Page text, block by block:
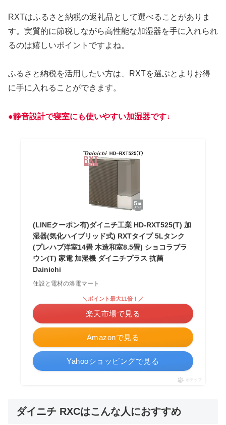
RXTはふるさと納税の返礼品として選べることがありま
す。実質的に節税しながら高性能な加湿器を手に入れられ
るのは嬉しいポイントですよね。
ふるさと納税を活用したい方は、RXTを選ぶとよりお得
に手に入れることができます。
●静音設計で寝室にも使いやすい加湿器です↓
(LINEクーポン有)ダイニチ工業 HD-RXT525(T) 加
湿器(気化ハイブリッド式) RXTタイプ 5Lタンク
(プレハブ洋室14畳 木造和室8.5畳) ショコラブラ
ウン(T) 家電 加湿機 ダイニチプラス 抗菌
Dainichi
住設と電材の洛電マート
Amazonで見る
＼ポイント最大11倍！／
楽天市場で見る
Yahooショッピングで見る
ポチップ
ダイニチ RXCはこんな人におすすめ